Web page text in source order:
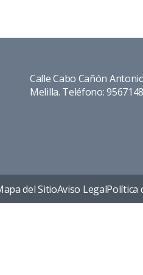
Calle Cabo Cañón
Melilla. Teléfono:
del SitioAviso LegalPolítica